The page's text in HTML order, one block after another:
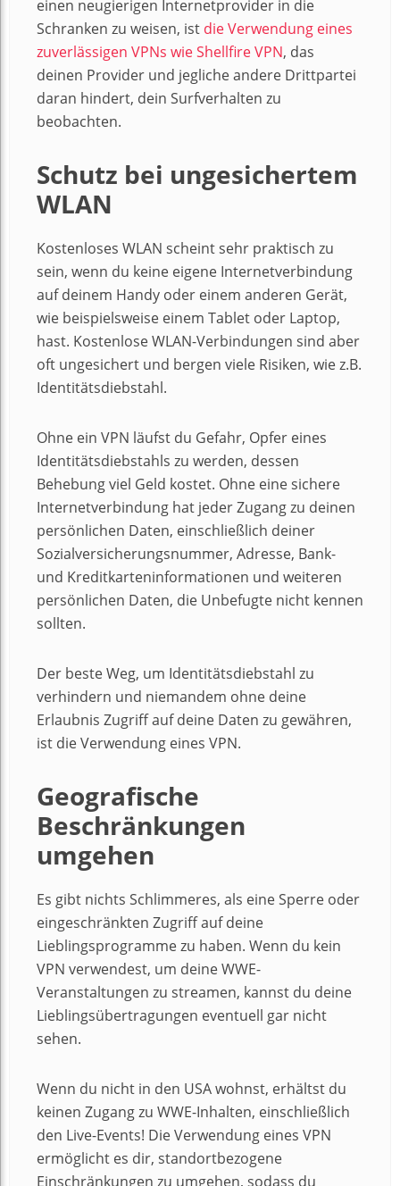
einen neugierigen Internetprovider in die
Schranken zu weisen, ist die Verwendung eines
zuverlässigen VPNs wie Shellfire VPN, das
deinen Provider und jegliche andere Drittpartei
daran hindert, dein Surfverhalten zu
beobachten.
Schutz bei ungesichertem
WLAN
Kostenloses WLAN scheint sehr praktisch zu
sein, wenn du keine eigene Internetverbindung
auf deinem Handy oder einem anderen Gerät,
wie beispielsweise einem Tablet oder Laptop,
hast. Kostenlose WLAN-Verbindungen sind aber
oft ungesichert und bergen viele Risiken, wie z.B.
Identitätsdiebstahl.
Ohne ein VPN läufst du Gefahr, Opfer eines
Identitätsdiebstahls zu werden, dessen
Behebung viel Geld kostet. Ohne eine sichere
Internetverbindung hat jeder Zugang zu deinen
persönlichen Daten, einschließlich deiner
Sozialversicherungsnummer, Adresse, Bank-
und Kreditkarteninformationen und weiteren
persönlichen Daten, die Unbefugte nicht kennen
sollten.
Der beste Weg, um Identitätsdiebstahl zu
verhindern und niemandem ohne deine
Erlaubnis Zugriff auf deine Daten zu gewähren,
ist die Verwendung eines VPN.
Geografische
Beschränkungen
umgehen
Es gibt nichts Schlimmeres, als eine Sperre oder
eingeschränkten Zugriff auf deine
Lieblingsprogramme zu haben. Wenn du kein
VPN verwendest, um deine WWE-
Veranstaltungen zu streamen, kannst du deine
Lieblingsübertragungen eventuell gar nicht
sehen.
Wenn du nicht in den USA wohnst, erhältst du
keinen Zugang zu WWE-Inhalten, einschließlich
den Live-Events! Die Verwendung eines VPN
ermöglicht es dir, standortbezogene
Einschränkungen zu umgehen, sodass du